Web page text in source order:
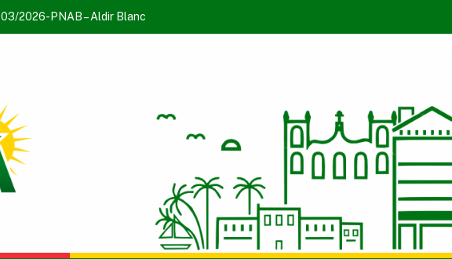
2026-PNAB – Aldir Blanc